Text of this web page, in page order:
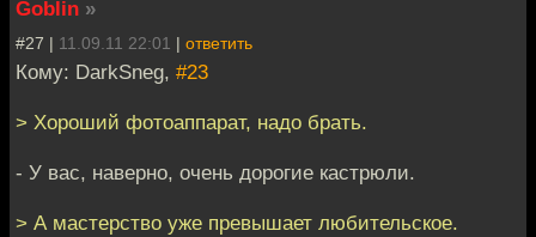
Goblin »
#27 | 11.09.11 22:01 | ответить
Кому: DarkSneg, #23
> Хороший фотоаппарат, надо брать.
- У вас, наверно, очень дорогие кастрюли.
> А мастерство уже превышает любительское.